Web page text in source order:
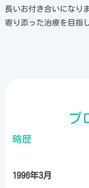
長いお付き合いになり
寄り添った治療を目指
プ
略歴
1996年3月